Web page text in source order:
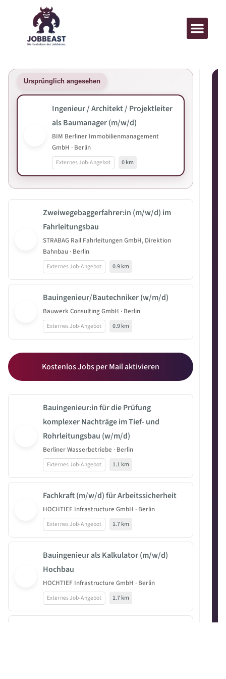
Ursprünglich angesehen
Ingenieur / Architekt / Projektleiter
als Baumanager (m/w/d)
BIM Berliner Immobilienmanagement
GmbH · Berlin
Externes Job-Angebot 0 km
Zweiwegebaggerfahrer:in (m/w/d) im
Fahrleitungsbau
STRABAG Rail Fahrleitungen GmbH, Direktion
Bahnbau · Berlin
Externes Job-Angebot 0.9 km
Bauingenieur/Bautechniker (w/m/d)
Bauwerk Consulting GmbH · Berlin
Externes Job-Angebot 0.9 km
Kostenlos Jobs per Mail aktivieren
Bauingenieur:in für die Prüfung
komplexer Nachträge im Tief- und
Rohrleitungsbau (w/m/d)
Berliner Wasserbetriebe · Berlin
Externes Job-Angebot 1.1 km
Fachkraft (m/w/d) für Arbeitssicherheit
HOCHTIEF Infrastructure GmbH · Berlin
Externes Job-Angebot 1.7 km
Bauingenieur als Kalkulator (m/w/d)
Hochbau
HOCHTIEF Infrastructure GmbH · Berlin
Externes Job-Angebot 1.7 km